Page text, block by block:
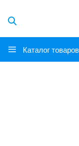
Каталог товаров